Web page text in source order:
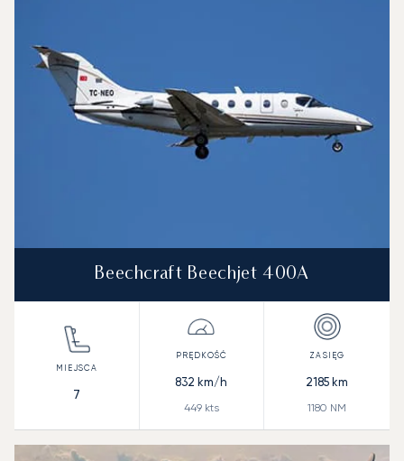
Beechcraft Beechjet 400A
7
832 km/h
449kts
2185 km
1180 NM